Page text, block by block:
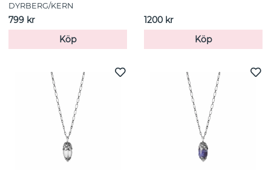
DYRBERG/KERN
799 kr
Köp
1200 kr
Köp